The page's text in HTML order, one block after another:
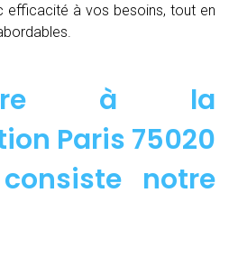
efficacité à vos besoins, tout en
à la
Paris 75020
notre